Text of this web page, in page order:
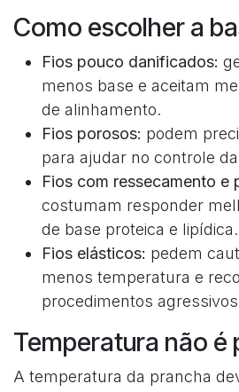
Como escolher a
Fios pouco danificados:
menos base e aceitam
de alinhamento.
Fios porosos: podem
para ajudar no controle
Fios com ressecamento e
costumam responder
de base proteica e lipídica.
Fios elásticos: pedem
menos temperatura e
procedimentos
Temperatura não é
A temperatura da prancha